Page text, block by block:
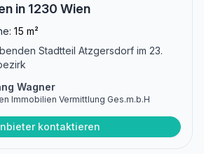
in 1230 Wien
15 m²
Stadtteil Atzgersdorf im 23.
Wagner
Immobilien Vermittlung Ges.m.b.H
kontaktieren